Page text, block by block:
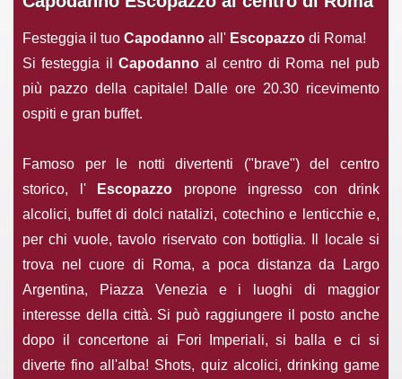
Festeggia il tuo Capodanno all' Escopazzo di Roma!
Si festeggia ilCapodanno al centro di Roma nel pub
più pazzo della capitale! Dalle ore 20.30 ricevimento
ospiti e gran buffet.
Famoso per le notti divertenti ("brave") del centro
storico, l'
Escopazzo propone ingresso con drink
alcolici, buffet di dolci natalizi, cotechino e lenticchie e,
per chi vuole, tavolo riservato con bottiglia. Il locale si
trova nel cuore di Roma, a poca distanza da Largo
Argentina, Piazza Venezia e i luoghi di maggior
interesse della città. Si può raggiungere il posto anche
dopo il concertone ai Fori Imperiali, si balla e ci si
diverte fino all'alba! Shots, quiz alcolici, drinking game